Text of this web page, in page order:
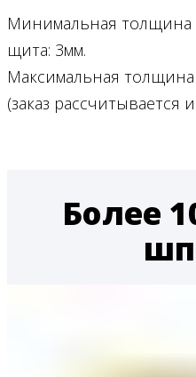
Минимальная толщина
щита: 3мм.
Максимальная
(заказ рассчитывается
Более